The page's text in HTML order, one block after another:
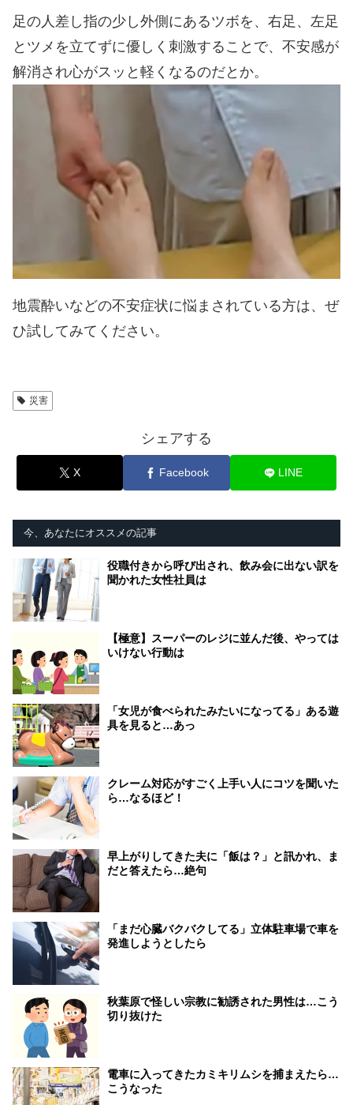
足の人差し指の少し外側にあるツボを、右足、左足
とツメを立てずに優しく刺激することで、不安感が
解消され心がスッと軽くなるのだとか。
地震酔いなどの不安症状に悩まされている方は、ぜ
ひ試してみてください。
災害
シェアする
X Facebook LINE
今、あなたにオススメの記事
役職付きから呼び出され、飲み会に出ない訳を
聞かれた女性社員は
【極意】スーパーのレジに並んだ後、やっては
いけない行動は
「女児が食べられたみたいになってる」ある遊
具を見ると…あっ
クレーム対応がすごく上手い人にコツを聞いた
ら…なるほど！
早上がりしてきた夫に「飯は？」と訊かれ、ま
だと答えたら…絶句
「まだ心臓バクバクしてる」立体駐車場で車を
発進しようとしたら
秋葉原で怪しい宗教に勧誘された男性は…こう
切り抜けた
電車に入ってきたカミキリムシを捕まえたら…
こうなった